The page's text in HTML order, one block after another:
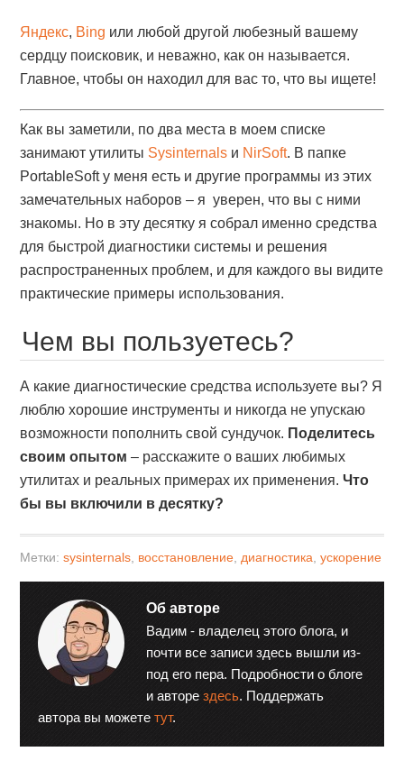
Яндекс, Bing или любой другой любезный вашему
сердцу поисковик, и неважно, как он называется.
Главное, чтобы он находил для вас то, что вы ищете!
Как вы заметили, по два места в моем списке
занимают утилиты Sysinternals и NirSoft. В папке
PortableSoft у меня есть и другие программы из этих
замечательных наборов – я уверен, что вы с ними
знакомы. Но в эту десятку я собрал именно средства
для быстрой диагностики системы и решения
распространенных проблем, и для каждого вы видите
практические примеры использования.
Чем вы пользуетесь?
А какие диагностические средства используете вы? Я
люблю хорошие инструменты и никогда не упускаю
возможности пополнить свой сундучок. Поделитесь
своим опытом – расскажите о ваших любимых
утилитах и реальных примерах их применения.Что
бы вы включили в десятку?
Метки:sysinternals восстановление диагностика ,ускорение
Об авторе
Вадим - владелец этого блога, и
почти все записи здесь вышли из-
под его пера. Подробности о блоге
и авторездесь. Поддержать
автора вы можететут.